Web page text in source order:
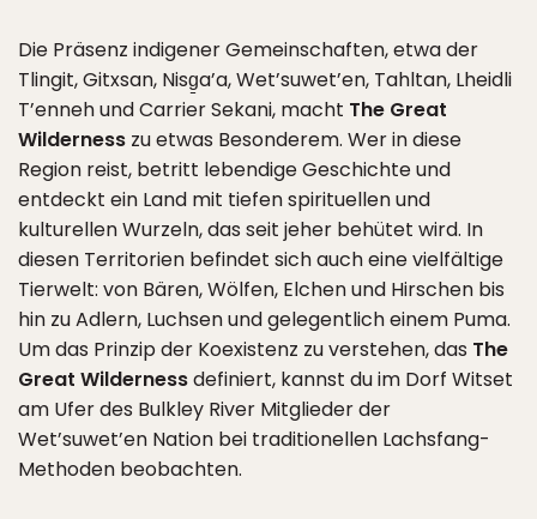
Die Präsenz indigener Gemeinschaften, etwa der
Tlingit, Gitxsan, Nisg̱a’a, Wet’suwet’en, Tahltan, Lheidli
T’enneh und Carrier Sekani, macht The Great
Wilderness zu etwas Besonderem. Wer in diese
Region reist, betritt lebendige Geschichte und
entdeckt ein Land mit tiefen spirituellen und
kulturellen Wurzeln, das seit jeher behütet wird. In
diesen Territorien befindet sich auch eine vielfältige
Tierwelt: von Bären, Wölfen, Elchen und Hirschen bis
hin zu Adlern, Luchsen und gelegentlich einem Puma.
Um das Prinzip der Koexistenz zu verstehen, das The
Great Wildernessdefiniert, kannst du im Dorf Witset
am Ufer des Bulkley River Mitglieder der
Wet’suwet’en Nation bei traditionellen Lachsfang-
Methoden beobachten.